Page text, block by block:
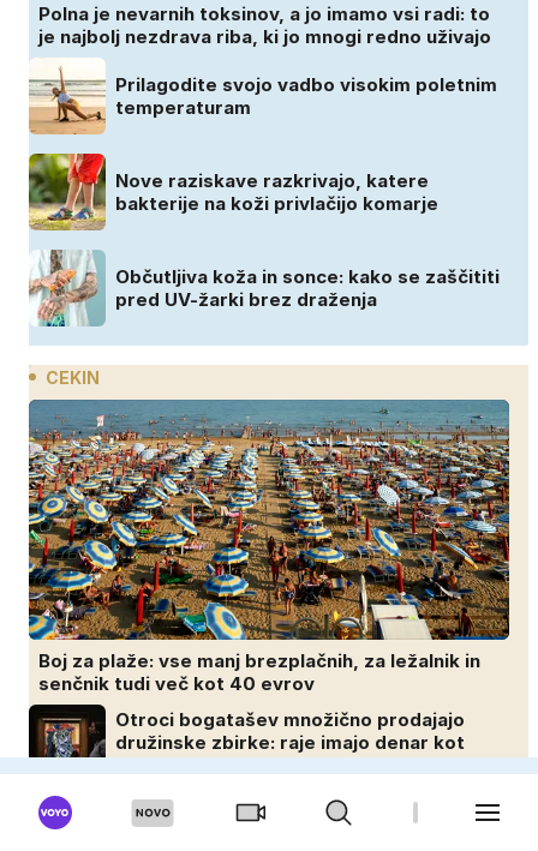
Polna je nevarnih toksinov, a jo imamo vsi radi: to
je najbolj nezdrava riba, ki jo mnogi redno uživajo
Prilagodite svojo vadbo visokim poletnim
temperaturam
Nove raziskave razkrivajo, katere
bakterije na koži privlačijo komarje
Občutljiva koža in sonce: kako se zaščititi
pred UV-žarki brez draženja
CEKIN
Boj za plaže: vse manj brezplačnih, za ležalnik in
senčnik tudi več kot 40 evrov
Otroci bogatašev množično prodajajo
družinske zbirke: raje imajo denar kot
umetnine
Medtem ko je svet trepetal zaradi vojne,